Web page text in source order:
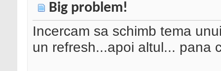
Big problem!
Incercam sa schimb tema
un refresh...apoi altul... pana